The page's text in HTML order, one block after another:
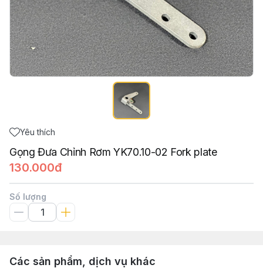
Yêu thích
Gọng Đưa Chỉnh Rơm YK70.10-02 Fork plate
130.000đ
Số lượng
Các sản phẩm, dịch vụ khác